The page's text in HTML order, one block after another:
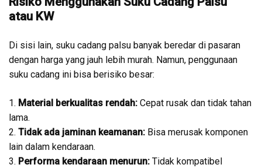
atau KW
Di sisi lain, suku cadang palsu banyak beredar di pasaran
dengan harga yang jauh lebih murah. Namun, penggunaan
suku cadang ini bisa berisiko besar:
1. Material berkualitas rendah: Cepat rusak dan tidak tahan
lama.
2. Tidak ada jaminan keamanan: Bisa merusak komponen
lain dalam kendaraan.
3. Performa kendaraan menurun: Tidak kompatibel